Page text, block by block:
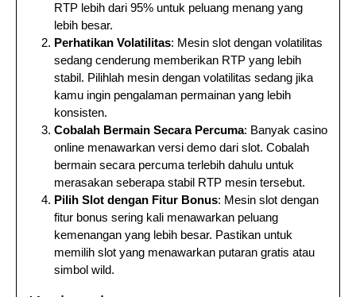
RTP lebih dari 95% untuk peluang menang yang
lebih besar.
Perhatikan Volatilitas: Mesin slot dengan volatilitas
sedang cenderung memberikan RTP yang lebih
stabil. Pilihlah mesin dengan volatilitas sedang jika
kamu ingin pengalaman permainan yang lebih
konsisten.
Cobalah Bermain Secara Percuma: Banyak casino
online menawarkan versi demo dari slot. Cobalah
bermain secara percuma terlebih dahulu untuk
merasakan seberapa stabil RTP mesin tersebut.
Pilih Slot dengan Fitur Bonus: Mesin slot dengan
fitur bonus sering kali menawarkan peluang
kemenangan yang lebih besar. Pastikan untuk
memilih slot yang menawarkan putaran gratis atau
simbol wild.